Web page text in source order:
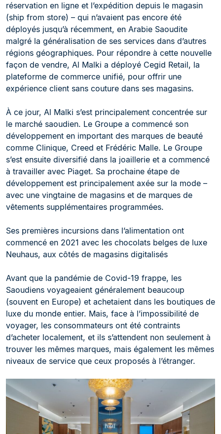
réservation en ligne et l’expédition depuis le magasin
(ship from store) – qui n’avaient pas encore été
déployés jusqu’à récemment, en Arabie Saoudite
malgré la généralisation de ses services dans d’autres
régions géographiques. Pour répondre à cette nouvelle
façon de vendre, Al Malki a déployé Cegid Retail, la
plateforme de commerce unifié, pour offrir une
expérience client sans couture dans ses magasins.
À ce jour, Al Malki s’est principalement concentrée sur
le marché saoudien. Le Groupe a commencé son
développement en important des marques de beauté
comme Clinique, Creed et Frédéric Malle. Le Groupe
s’est ensuite diversifié dans la joaillerie et a commencé
à travailler avec Piaget. Sa prochaine étape de
développement est principalement axée sur la mode –
avec une vingtaine de magasins et de marques de
vêtements supplémentaires programmées.
Ses premières incursions dans l’alimentation ont
commencé en 2021 avec les chocolats belges de luxe
Neuhaus, aux côtés de magasins digitalisés
Avant que la pandémie de Covid-19 frappe, les
Saoudiens voyageaient généralement beaucoup
(souvent en Europe) et achetaient dans les boutiques de
luxe du monde entier. Mais, face à l’impossibilité de
voyager, les consommateurs ont été contraints
d’acheter localement, et ils s’attendent non seulement à
trouver les mêmes marques, mais également les mêmes
niveaux de service que ceux proposés à l’étranger.